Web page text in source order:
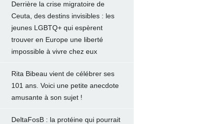
Derrière la crise migratoire de
Ceuta, des destins invisibles : les
jeunes LGBTQ+ qui espèrent
trouver en Europe une liberté
impossible à vivre chez eux
Rita Bibeau vient de célébrer ses
101 ans. Voici une petite anecdote
amusante à son sujet !
DeltaFosB : la protéine qui pourrait